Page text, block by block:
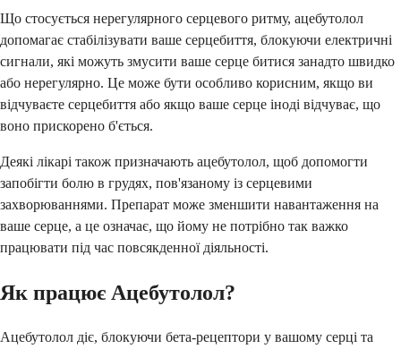
Що стосується нерегулярного серцевого ритму, ацебутолол
допомагає стабілізувати ваше серцебиття, блокуючи електричні
сигнали, які можуть змусити ваше серце битися занадто швидко
або нерегулярно. Це може бути особливо корисним, якщо ви
відчуваєте серцебиття або якщо ваше серце іноді відчуває, що
воно прискорено б'ється.
Деякі лікарі також призначають ацебутолол, щоб допомогти
запобігти болю в грудях, пов'язаному із серцевими
захворюваннями. Препарат може зменшити навантаження на
ваше серце, а це означає, що йому не потрібно так важко
працювати під час повсякденної діяльності.
Як працює Ацебутолол?
Ацебутолол діє, блокуючи бета-рецептори у вашому серці та